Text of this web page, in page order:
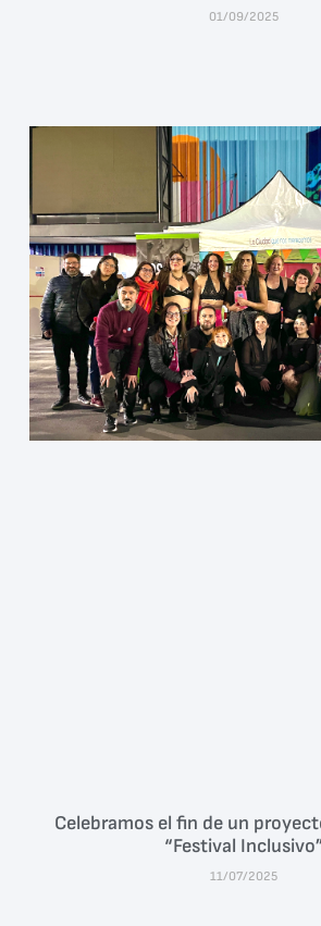
01/09/2025
Celebramos el fin de un
“Festival
11/07/2025